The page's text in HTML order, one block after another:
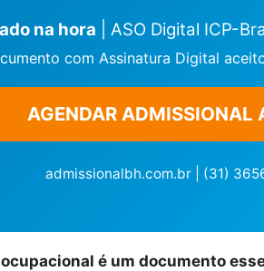
na hora | ASO Digital ICP-
com Assinatura Digital
AGENDAR ADMISSIONAL
admissionalbh.com.br | (31)
é um documento